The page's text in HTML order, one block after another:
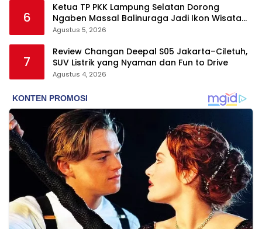
6
Ketua TP PKK Lampung Selatan Dorong
Ngaben Massal Balinuraga Jadi Ikon Wisata
Budaya
Agustus 5, 2026
7
Review Changan Deepal S05 Jakarta–Ciletuh,
SUV Listrik yang Nyaman dan Fun to Drive
Agustus 4, 2026